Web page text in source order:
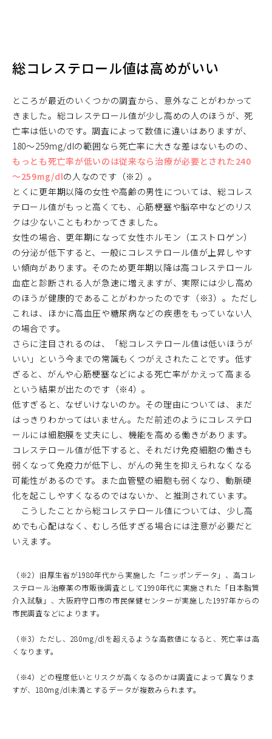
総コレステロール値は高めがいい
ところが最近のいくつかの調査から、意外なことがわかって
きました。総コレステロール値が少し高めの人のほうが、死
亡率は低いのです。調査によって数値に違いはありますが、
180～259mg/dlの範囲なら死亡率に大きな差はないものの、
もっとも死亡率が低いのは従来なら治療が必要とされた240
～259mg/dlの人なのです（※2）。
とくに更年期以降の女性や高齢の男性については、総コレス
テロール値がもっと高くても、心筋梗塞や脳卒中などのリス
クは少ないこともわかってきました。
女性の場合、更年期になって女性ホルモン（エストロゲン）
の分泌が低下すると、一般にコレステロール値が上昇しやす
い傾向があります。そのため更年期以降は高コレステロール
血症と診断される人が急速に増えますが、実際には少し高め
のほうが健康的であることがわかったのです（※3）。ただし
これは、ほかに高血圧や糖尿病などの疾患をもっていない人
の場合です。
さらに注目されるのは、「総コレステロール値は低いほうが
いい」という今までの常識もくつがえされたことです。低す
ぎると、がんや心筋梗塞などによる死亡率がかえって高まる
という結果が出たのです（※4）。
低すぎると、なぜいけないのか。その理由については、まだ
はっきりわかってはいません。ただ前述のようにコレステロ
ールには細胞膜を丈夫にし、機能を高める働きがあります。
コレステロール値が低下すると、それだけ免疫細胞の働きも
弱くなって免疫力が低下し、がんの発生を抑えられなくなる
可能性があるのです。また血管壁の細胞も弱くなり、動脈硬
化を起こしやすくなるのではないか、と推測されています。
こうしたことから総コレステロール値については、少し高
めでも心配はなく、むしろ低すぎる場合には注意が必要だと
いえます。
（※2）旧厚生省が1980年代から実施した「ニッポンデータ」、高コレ
ステロール治療薬の市販後調査として1990年代に実施された「日本脂質
介入試験」、大阪府守口市の市民保健センターが実施した1997年からの
市民調査などによります。
（※3）ただし、280mg/dlを超えるような高数値になると、死亡率は高
くなります。
（※4）どの程度低いとリスクが高くなるのかは調査によって異なりま
すが、180mg/dl未満とするデータが複数みられます。